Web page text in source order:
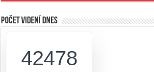
Počet videní dnes
42478